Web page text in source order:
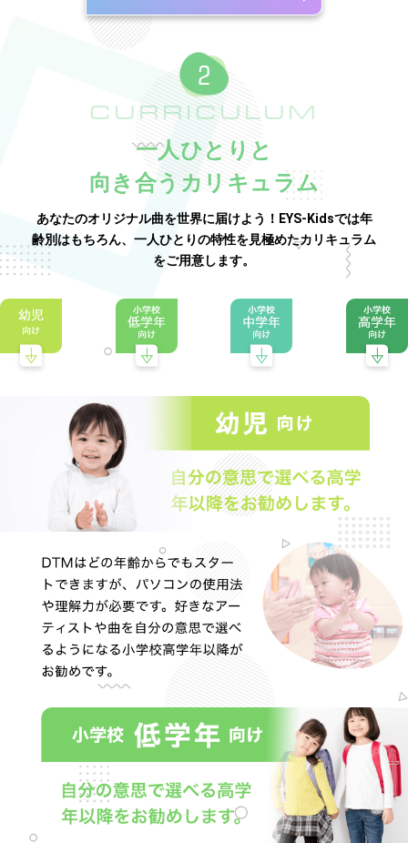
CURRICULUM
一人ひとりと
向き合うカリキュラム
あなたのオリジナル曲を世界に届けよう！EYS-Kidsでは年
齢別はもちろん、一人ひとりの特性を見極めたカリキュラム
をご用意します。